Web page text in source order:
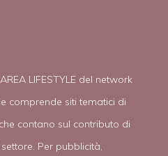
LIFESTYLE del network
comprende siti tematici di
contano sul contributo di
Per pubblicità,